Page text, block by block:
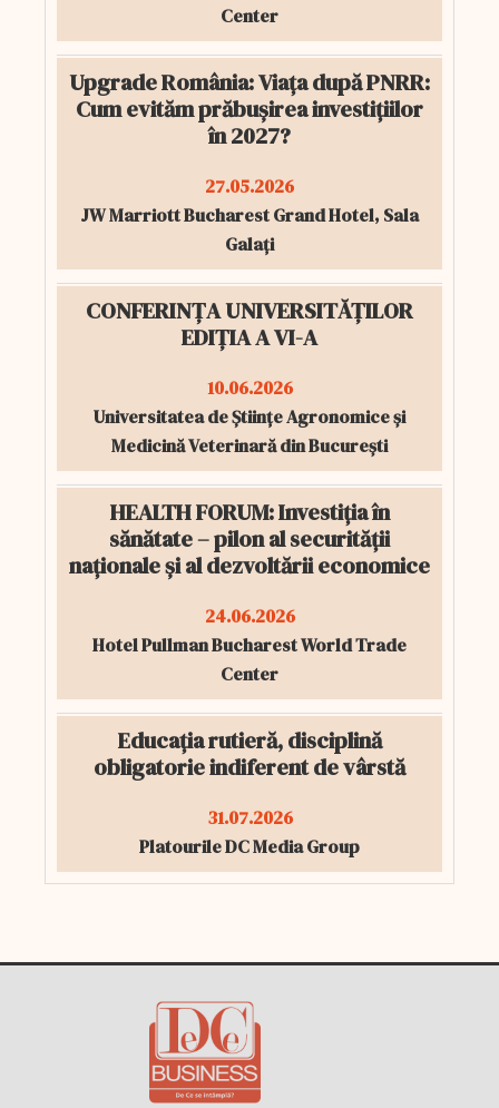
Center
Upgrade România: Viața după PNRR:
Cum evităm prăbușirea investițiilor
în 2027?
27.05.2026
JW Marriott Bucharest Grand Hotel, Sala
Galați
CONFERINȚA UNIVERSITĂȚILOR
EDIȚIA A VI-A
10.06.2026
Universitatea de Științe Agronomice și
Medicină Veterinară din București
HEALTH FORUM: Investiția în
sănătate – pilon al securității
naționale și al dezvoltării economice
24.06.2026
Hotel Pullman Bucharest World Trade
Center
Educația rutieră, disciplină
obligatorie indiferent de vârstă
31.07.2026
Platourile DC Media Group